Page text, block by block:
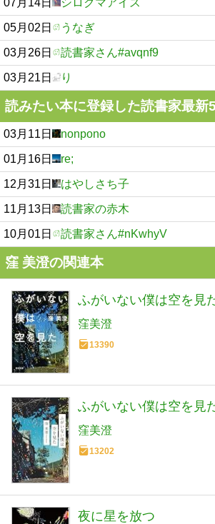
07月14日 シロクマアイス
05月02日 うなぎ
03月26日 読書家さん#avqnf9
03月21日 り
読みたい本に登録した読書家最新
03月11日 nonpono
01月16日 re;
12月31日 はやしさち子
11月13日 読書家の赤木
10月01日 読書家さん#nKwhyV
窪 美澄の関連本
ふがいない僕は空を見
窪美澄
13390
ふがいない僕は空を見
窪美澄
13202
夜に星を放つ